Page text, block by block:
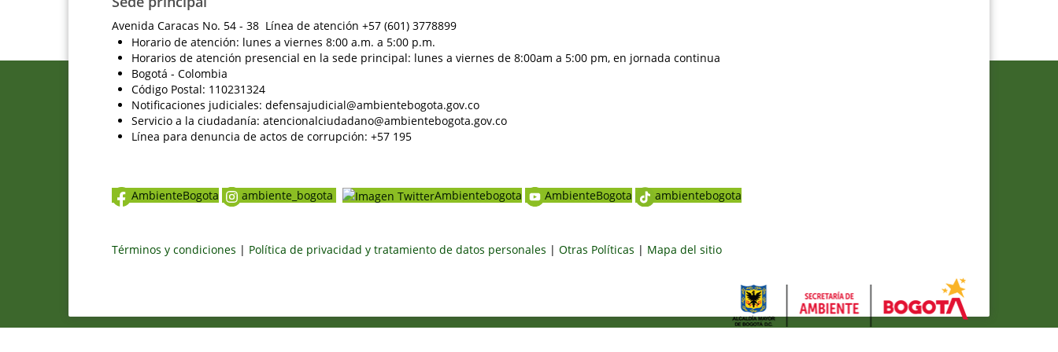
Avenida Caracas No. 54 - 38 Línea de atención +57 (601) 3778899
Horario de atención: lunes a viernes 8:00 a.m. a 5:00 p.m.
Horarios de atención presencial en la sede principal: lunes a viernes de 8:00am a 5:00 pm, en jornada continua
Bogotá - Colombia
Código Postal: 110231324
Notificaciones judiciales: defensajudicial@ambientebogota.gov.co
Servicio a la ciudadanía: atencionalciudadano@ambientebogota.gov.co
Línea para denuncia de actos de corrupción: +57 195
AmbienteBogota ambiente_bogota Ambientebogota AmbienteBogota ambientebogota
Términos y condiciones | Política de privacidad y tratamiento de datos personales | Otras Políticas | Mapa del sitio